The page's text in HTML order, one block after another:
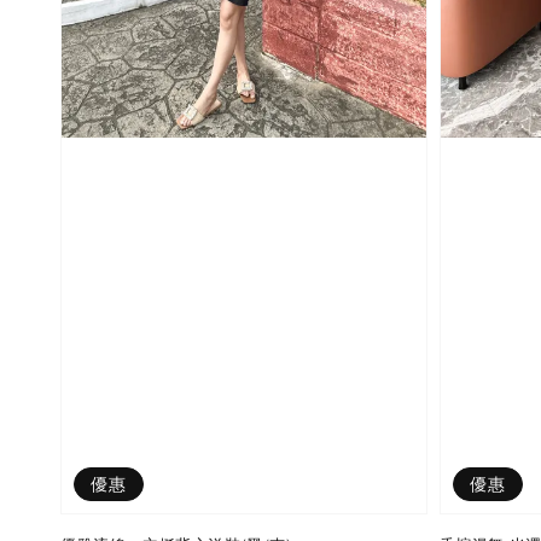
優惠 優惠